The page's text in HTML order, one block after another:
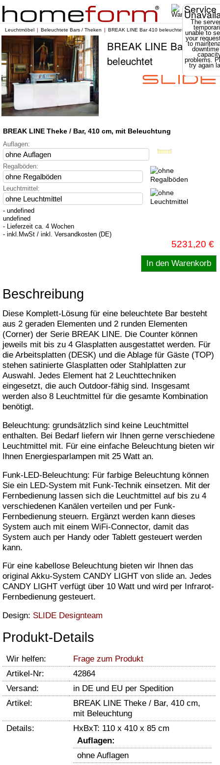
Service
The
unable to
your
to
problems.
try again
Leuchtmöbel Beleuchtete Bars / Theken BREAK LINE Bar 410 beleuchtet
BREAK LINE Bar 410
beleuchtet
BREAK LINE Theke / Bar, 410 cm, mit Beleuchtung
Auflagen:
Regalböden:
Leuchtmittel:
- undefined
undefined
- Lieferzeit ca. 4 Wochen
- inkl.MwSt / inkl. Versandkosten (DE)
5231,20 €
Beschreibung
Diese Komplett-Lösung für eine beleuchtete Bar besteht
aus 2 geraden Elementen und 2 runden Elementen
(Corner) der Serie BREAK LINE. Die Counter können
jeweils mit bis zu 4 Glasplatten ausgestattet werden. Für
die Arbeitsplatten (DESK) und die Ablage für Gäste (TOP)
stehen satinierte Glasplatten oder Stahlplatten zur
Auswahl. Jedes Element hat 2 Leuchttechniken
eingesetzt, die auch Outdoor-fähig sind. Insgesamt
werden also 8 Leuchtmittel für die gesamte Kombination
benötigt.
Beleuchtung: grundsätzlich sind keine Leuchtmittel
enthalten. Bei Bedarf liefern wir Ihnen gerne verschiedene
Leuchtmittel mit. Für eine einfache Beleuchtung bieten wir
Ihnen Energiesparlampen mit 25 Watt an.
Funk-LED-Beleuchtung: Für farbige Beleuchtung können
Sie ein LED-System mit Funk-Technik einsetzen. Mit der
Fernbedienung lassen sich die Leuchtmittel auf bis zu 4
verschiedenen Kanälen verteilen und per Funk-
Fernbedienung steuern. Ergänzt werden kann dieses
System auch mit einem WiFi-Connector, damit das
System auch per Handy oder Tablett gesteuert werden
kann.
Für eine kabellose Beleuchtung bieten wir Ihnen das
original Akku-System CANDY LIGHT von slide an. Jedes
CANDY LIGHT verfügt über 10 Watt und wird per Infrarot-
Fernbedienung gesteuert.
Design: SLIDE Designteam
Produkt-Details
Wir helfen:
Frage zum Produkt
Artikel-Nr:
42864
Versand:
in DE und EU per Spedition
Artikel:
BREAK LINE Theke / Bar, 410 cm,
mit Beleuchtung
Details:
HxBxT: 110 x 410 x 85 cm
Auflagen:
ohne Auflagen